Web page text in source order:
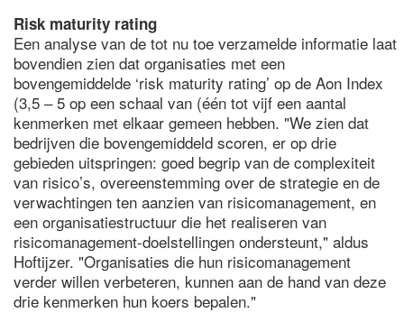
Risk maturity rating
Een analyse van de tot nu toe verzamelde informatie laat
bovendien zien dat organisaties met een
bovengemiddelde ‘risk maturity rating’ op de Aon Index
(3,5 – 5 op een schaal van (één tot vijf een aantal
kenmerken met elkaar gemeen hebben. "We zien dat
bedrijven die bovengemiddeld scoren, er op drie
gebieden uitspringen: goed begrip van de complexiteit
van risico’s, overeenstemming over de strategie en de
verwachtingen ten aanzien van risicomanagement, en
een organisatiestructuur die het realiseren van
risicomanagement-doelstellingen ondersteunt," aldus
Hoftijzer. "Organisaties die hun risicomanagement
verder willen verbeteren, kunnen aan de hand van deze
drie kenmerken hun koers bepalen."